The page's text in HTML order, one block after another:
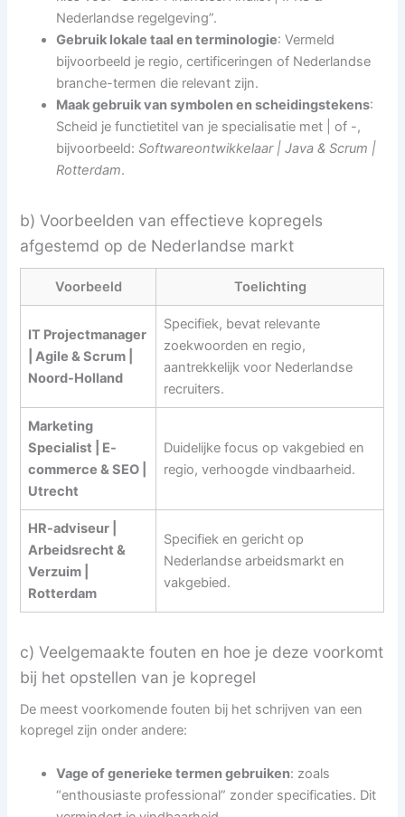
Nederlandse regelgeving”.
Gebruik lokale taal en terminologie: Vermeld
bijvoorbeeld je regio, certificeringen of Nederlandse
branche-termen die relevant zijn.
Maak gebruik van symbolen en scheidingstekens:
Scheid je functietitel van je specialisatie met | of -,
bijvoorbeeld:Softwareontwikkelaar | Java & Scrum |
Rotterdam.
b) Voorbeelden van effectieve kopregels
afgestemd op de Nederlandse markt
Voorbeeld Toelichting
IT Projectmanager
| Agile & Scrum |
Noord-Holland
Specifiek, bevat relevante
zoekwoorden en regio,
aantrekkelijk voor Nederlandse
recruiters.
Marketing
Specialist | E-
commerce & SEO |
Utrecht
Duidelijke focus op vakgebied en
regio, verhoogde vindbaarheid.
HR-adviseur |
Arbeidsrecht &
Verzuim |
Rotterdam
Specifiek en gericht op
Nederlandse arbeidsmarkt en
vakgebied.
c) Veelgemaakte fouten en hoe je deze voorkomt
bij het opstellen van je kopregel
De meest voorkomende fouten bij het schrijven van een
kopregel zijn onder andere:
Vage of generieke termen gebruiken: zoals
“enthousiaste professional” zonder specificaties. Dit